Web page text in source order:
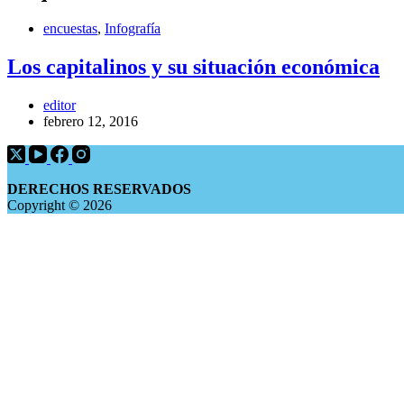
encuestas, Infografía
Los capitalinos y su situación económica
editor
febrero 12, 2016
DERECHOS RESERVADOS
Copyright © 2026